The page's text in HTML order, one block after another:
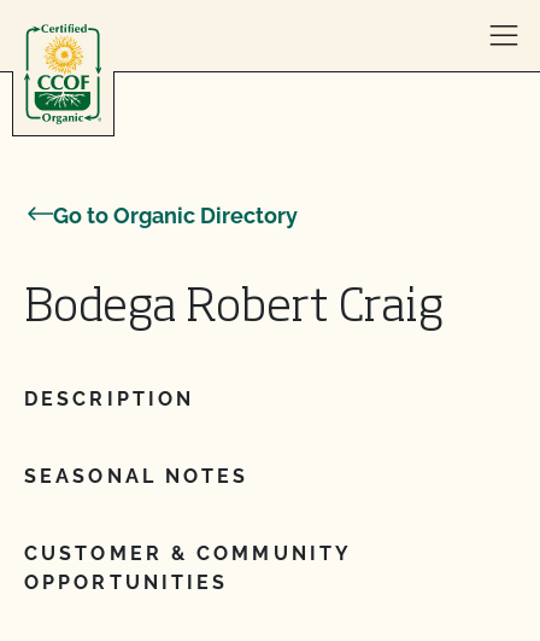
Go to Organic Directory
Bodega Robert Craig
DESCRIPTION
SEASONAL NOTES
CUSTOMER & COMMUNITY
OPPORTUNITIES